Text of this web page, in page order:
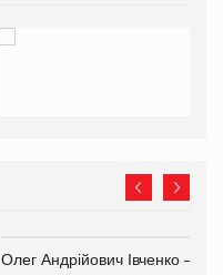
Олег Андрійович Івченко —